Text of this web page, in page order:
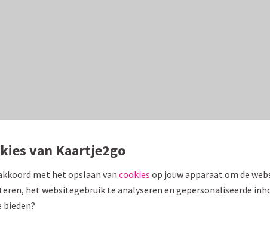
van Kaartje2go
met het opslaan van cookies op jouw apparaat om de
het websitegebruik te analyseren en gepersonaliseerde
bieden?